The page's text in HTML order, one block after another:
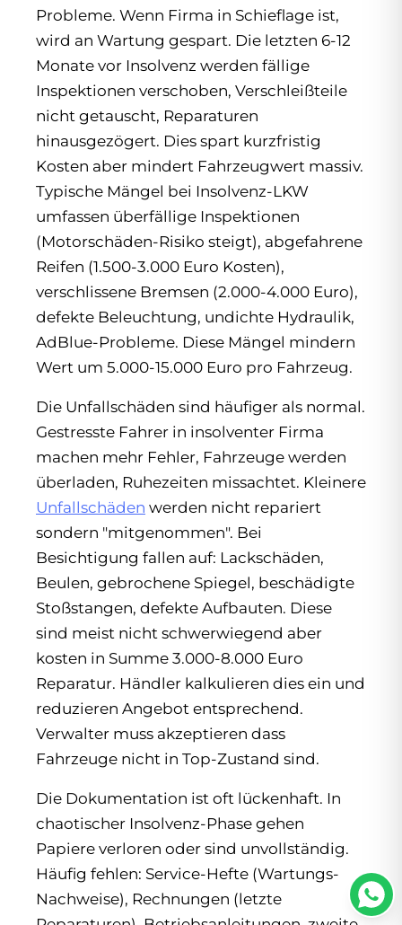
Probleme. Wenn Firma in Schieflage ist,
wird an Wartung gespart. Die letzten 6-12
Monate vor Insolvenz werden fällige
Inspektionen verschoben, Verschleißteile
nicht getauscht, Reparaturen
hinausgezögert. Dies spart kurzfristig
Kosten aber mindert Fahrzeugwert massiv.
Typische Mängel bei Insolvenz-LKW
umfassen überfällige Inspektionen
(Motorschäden-Risiko steigt), abgefahrene
Reifen (1.500-3.000 Euro Kosten),
verschlissene Bremsen (2.000-4.000 Euro),
defekte Beleuchtung, undichte Hydraulik,
AdBlue-Probleme. Diese Mängel mindern
Wert um 5.000-15.000 Euro pro Fahrzeug.
Die Unfallschäden sind häufiger als normal.
Gestresste Fahrer in insolventer Firma
machen mehr Fehler, Fahrzeuge werden
überladen, Ruhezeiten missachtet. Kleinere
Unfallschäden werden nicht repariert
sondern "mitgenommen". Bei
Besichtigung fallen auf: Lackschäden,
Beulen, gebrochene Spiegel, beschädigte
Stoßstangen, defekte Aufbauten. Diese
sind meist nicht schwerwiegend aber
kosten in Summe 3.000-8.000 Euro
Reparatur. Händler kalkulieren dies ein und
reduzieren Angebot entsprechend.
Verwalter muss akzeptieren dass
Fahrzeuge nicht in Top-Zustand sind.
Die Dokumentation ist oft lückenhaft. In
chaotischer Insolvenz-Phase gehen
Papiere verloren oder sind unvollständig.
Häufig fehlen: Service-Hefte (Wartungs-
Nachweise), Rechnungen (letzte